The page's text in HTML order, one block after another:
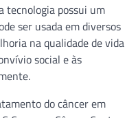
tecnologia possui um
ser usada em diversos
na qualidade de vida
social e às
do câncer em